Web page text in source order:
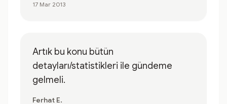
17 Mar 2013
Artık bu konu bütün
detayları/statistikleri ile gündeme
gelmeli.
Ferhat E.